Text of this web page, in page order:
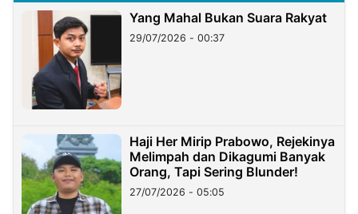
Yang Mahal Bukan Suara Rakyat
29/07/2026 - 00:37
Haji Her Mirip Prabowo, Rejekinya
Melimpah dan Dikagumi Banyak
Orang, Tapi Sering Blunder!
27/07/2026 - 05:05